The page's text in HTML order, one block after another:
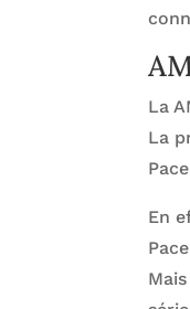
La
La
En